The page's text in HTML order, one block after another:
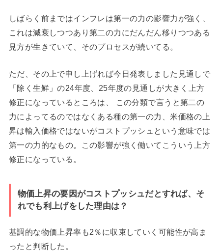
しばらく前まではインフレは第一の力の影響力が強く、
これは減衰しつつあり第二の力にだんだん移りつつある
見方が生きていて、そのプロセスが続いてる。
ただ、その上で申し上げれば今日発表しました見通しで
「除く生鮮」の24年度、25年度の見通しが大きく上方
修正になっているところは、 この分類で言うと第二の
力によってるのではなくある種の第一の力、米価格の上
昇は輸入価格ではないがコストプッシュという意味では
第一の力的なもの。この影響が強く働いてこういう上方
修正になっている。
物価上昇の要因がコストプッシュだとすれば、そ
れでも利上げをした理由は？
基調的な物価上昇率も2％に収束していく可能性が高ま
ったと判断した。